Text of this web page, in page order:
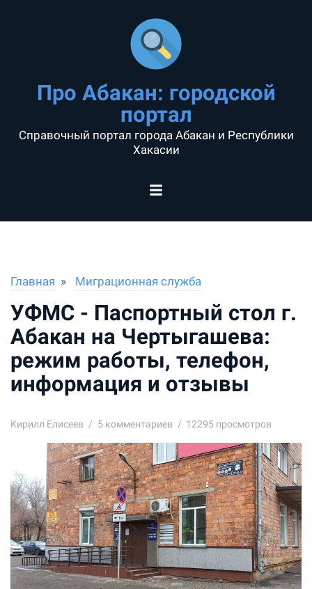
Про Абакан: городской
портал
Справочный портал города Абакан и Республики
Хакасии
Главная Миграционная служба
УФМС - Паспортный стол г.
Абакан на Чертыгашева:
режим работы, телефон,
информация и отзывы
Кирилл Елисеев 5комментариев 12295 просмотров